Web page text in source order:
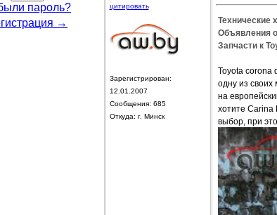
пароль?
→
цитировать
Зарегистрирован:
12.01.2007
Сообщения: 685
Откуда: г. Минск
Технические
Объявления
Запчасти к
Toyota corona
одну из
на
хотите Carina
выбор, при